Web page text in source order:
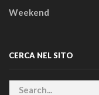
Weekend
CERCA NEL SITO